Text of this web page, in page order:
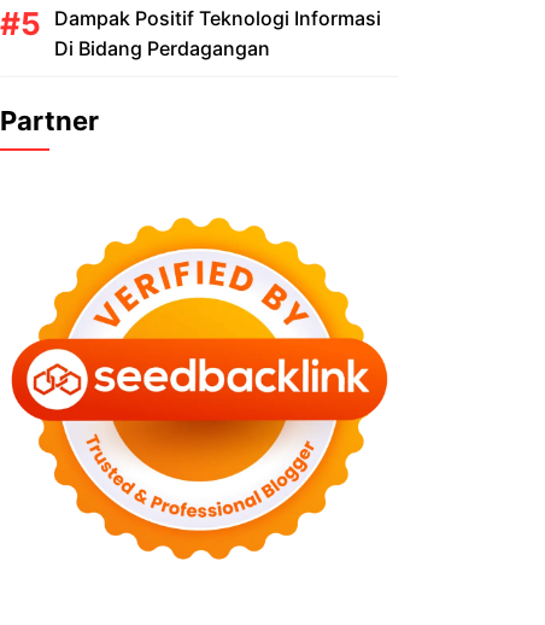
Dampak Positif Teknologi Informasi
Di Bidang Perdagangan
Partner